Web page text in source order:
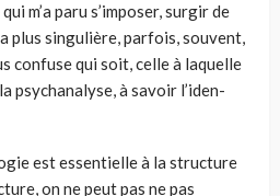
m’a paru s’imposer, surgir de
plus singulière, parfois, souvent,
confuse qui soit, celle à laquelle
psychanalyse, à savoir l’iden­
est essentielle à la structure
on ne peut pas ne pas